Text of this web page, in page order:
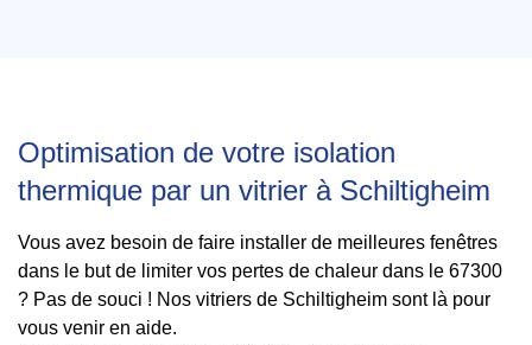
Optimisation de votre isolation
thermique par un vitrier à Schiltigheim
Vous avez besoin de faire installer de meilleures fenêtres
dans le but de limiter vos pertes de chaleur dans le 67300
? Pas de souci ! Nos vitriers de Schiltigheim sont là pour
vous venir en aide.